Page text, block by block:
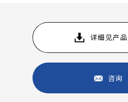
详细见产
咨询